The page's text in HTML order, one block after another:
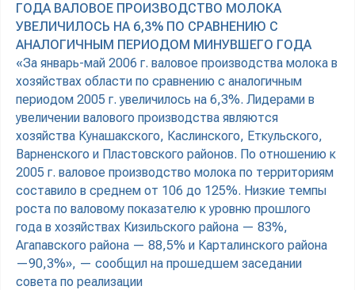
ГОДА ВАЛОВОЕ ПРОИЗВОДСТВО МОЛОКА
УВЕЛИЧИЛОСЬ НА 6,3% ПО СРАВНЕНИЮ С
АНАЛОГИЧНЫМ ПЕРИОДОМ МИНУВШЕГО ГОДА
«За январь-май 2006 г. валовое производства молока в
хозяйствах области по сравнению с аналогичным
периодом 2005 г. увеличилось на 6,3%. Лидерами в
увеличении валового производства являются
хозяйства Кунашакского, Каслинского, Еткульского,
Варненского и Пластовского районов. По отношению к
2005 г. валовое производство молока по территориям
составило в среднем от 106 до 125%. Низкие темпы
роста по валовому показателю к уровню прошлого
года в хозяйствах Кизильского района — 83%,
Агапавского района — 88,5% и Карталинского района
—90,3%», — сообщил на прошедшем заседании
совета по реализации